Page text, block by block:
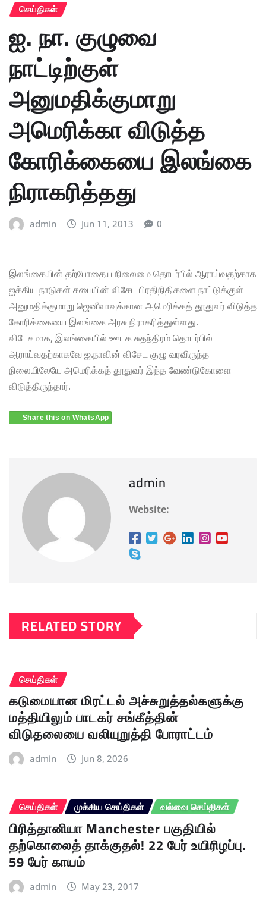
செய்திகள்
ஐ. நா. குழுவை
நாட்டிற்குள்
அனுமதிக்குமாறு
அமெரிக்கா விடுத்த
கோரிக்கையை இலங்கை
நிராகரித்தது
admin Jun 11, 2013 0
இலங்கையின் தற்போதைய நிலைமை தொடர்பில் ஆராய்வதற்காக
ஐக்கிய நாடுகள் சபையின் விசேட பிரதிநிதிகளை நாட்டுக்குள்
அனுமதிக்குமாறு ஜெனீவாவுக்கான அமெரிக்கத் தூதுவர் விடுத்த
கோரிக்கையை இலங்கை அரசு நிராகரித்துள்ளது.
விடேசமாக, இலங்கையில் ஊடக சுதந்திரம் தொடர்பில்
ஆராய்வதற்காகவே ஐ.நாவின் விசேட குழு வரவிருந்த
நிலையிலேயே அமெரிக்கத் தூதுவர் இந்த வேண்டுகோளை
விடுத்திருந்தார்.
Share this on WhatsApp
admin
Website:
RELATED STORY
செய்திகள்
கடுமையான மிரட்டல் அச்சுறுத்தல்களுக்கு
மத்தியிலும் பாடகர் சங்கீத்தின்
விடுதலையை வலியுறுத்தி போராட்டம்
admin Jun 8, 2026
செய்திகள் முக்கிய செய்திகள் வல்வை செய்திகள்
பிரித்தானியா Manchester பகுதியில்
தற்கொலைத் தாக்குதல்! 22 பேர் உயிரிழப்பு.
59 பேர் காயம்
admin May 23, 2017